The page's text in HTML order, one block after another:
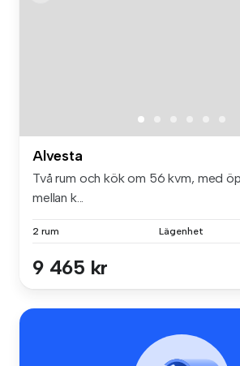
Alvesta
Två rum och kök om 56 kvm, med
mellan k...
2 rum Lägenhet
9 465 kr